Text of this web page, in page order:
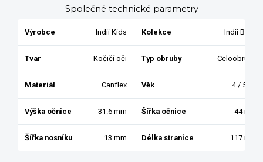
Společné technické parametry
Výrobce Indii Kids Kolekce Indii Baby
Tvar Kočičí oči Typ obruby Celoobruba
Materiál Canflex Věk 4 / 5 / 6
Výška očnice 31.6 mm Šířka očnice 44 mm
Šířka nosníku 13 mm Délka stranice 117 mm